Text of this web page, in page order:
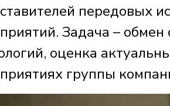
передовых
Задача –
оценка
группы